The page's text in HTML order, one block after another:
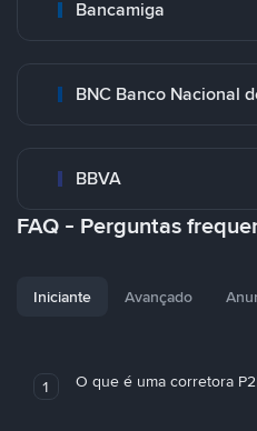
Bancamiga
BNC Banco Nacional
BBVA
FAQ - Perguntas
Iniciante Avançado
1 O que é uma corretora